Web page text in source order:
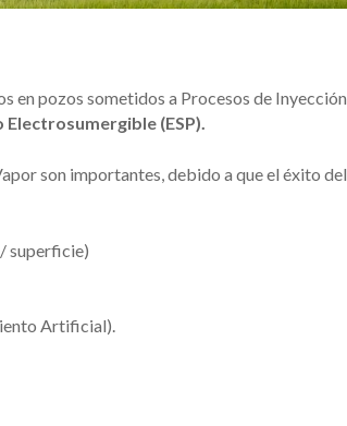
pozos sometidos a Procesos de
(ESP).
son importantes, debido a que el éxito
superficie)
Artificial).